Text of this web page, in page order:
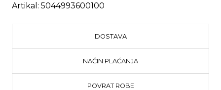
Artikal: 5044993600100
DOSTAVA
NAČIN PLAĆANJA
POVRAT ROBE